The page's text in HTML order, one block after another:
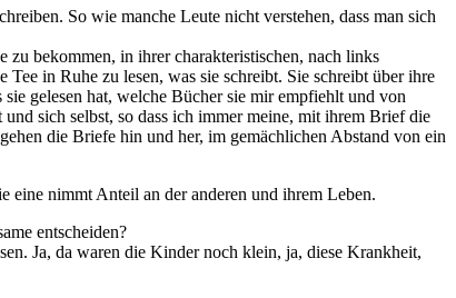
So wie manche Leute nicht verstehen, dass man sich
bekommen, in ihrer charakteristischen, nach links
in Ruhe zu lesen, was sie schreibt. Sie schreibt über ihre
gelesen hat, welche Bücher sie mir empfiehlt und von
sich selbst, so dass ich immer meine, mit ihrem Brief die
die Briefe hin und her, im gemächlichen Abstand von ein
eine nimmt Anteil an der anderen und ihrem Leben.
entscheiden?
Ja, da waren die Kinder noch klein, ja, diese Krankheit,